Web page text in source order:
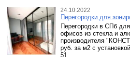
24.10.2022
Перегородки для
Перегородки в СПб
офисов из стекла и
производителя
руб. за м2 с
51